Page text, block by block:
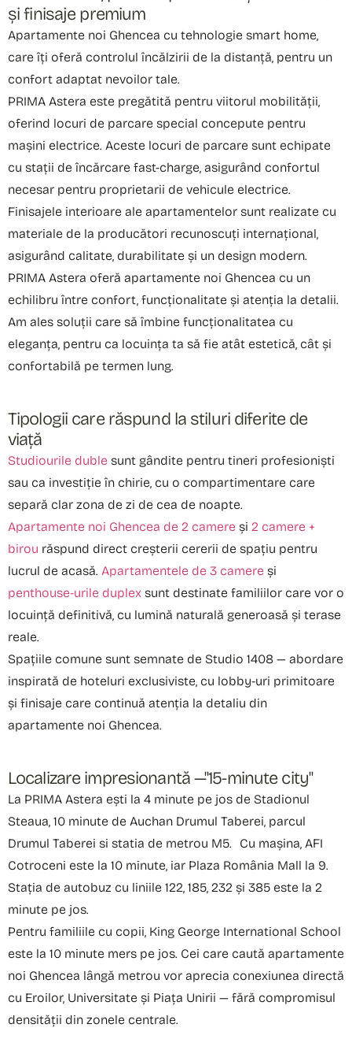
și finisaje premium
Apartamente noi Ghencea cu tehnologie smart home,
care îți oferă controlul încălzirii de la distanță, pentru un
confort adaptat nevoilor tale.
PRIMA Astera este pregătită pentru viitorul mobilității,
oferind locuri de parcare special concepute pentru
mașini electrice. Aceste locuri de parcare sunt echipate
cu stații de încărcare fast-charge, asigurând confortul
necesar pentru proprietarii de vehicule electrice.
Finisajele interioare ale apartamentelor sunt realizate cu
materiale de la producători recunoscuți internațional,
asigurând calitate, durabilitate și un design modern.
PRIMA Astera oferă apartamente noi Ghencea cu un
echilibru între confort, funcționalitate și atenția la detalii.
Am ales soluții care să îmbine funcționalitatea cu
eleganța, pentru ca locuința ta să fie atât estetică, cât și
confortabilă pe termen lung.
Tipologii care răspund la stiluri diferite de
viață
Studiourile duble sunt gândite pentru tineri profesioniști
sau ca investiție în chirie, cu o compartimentare care
separă clar zona de zi de cea de noapte.
Apartamente noi Ghencea de 2 camere și 2 camere +
birou răspund direct creșterii cererii de spațiu pentru
lucrul de acasă. Apartamentele de 3 camere și
penthouse-urile duplex sunt destinate familiilor care vor o
locuință definitivă, cu lumină naturală generoasă și terase
reale.
Spațiile comune sunt semnate de Studio 1408 — abordare
inspirată de hoteluri exclusiviste, cu lobby-uri primitoare
și finisaje care continuă atenția la detaliu din
apartamente noi Ghencea.
Localizare impresionantă —"15-minute city"
La PRIMA Astera ești la 4 minute pe jos de Stadionul
Steaua, 10 minute de Auchan Drumul Taberei, parcul
Drumul Taberei si statia de metrou M5. Cu mașina, AFI
Cotroceni este la 10 minute, iar Plaza România Mall la 9.
Stația de autobuz cu liniile 122, 185, 232 și 385 este la 2
minute pe jos.
Pentru familiile cu copii, King George International School
este la 10 minute mers pe jos. Cei care caută apartamente
noi Ghencea lângă metrou vor aprecia conexiunea directă
cu Eroilor, Universitate și Piața Unirii — fără compromisul
densității din zonele centrale.